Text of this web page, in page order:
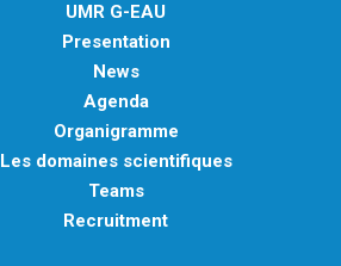
UMR G-EAU
Presentation
News
Agenda
Organigramme
Les domaines scientifiques
Teams
Recruitment